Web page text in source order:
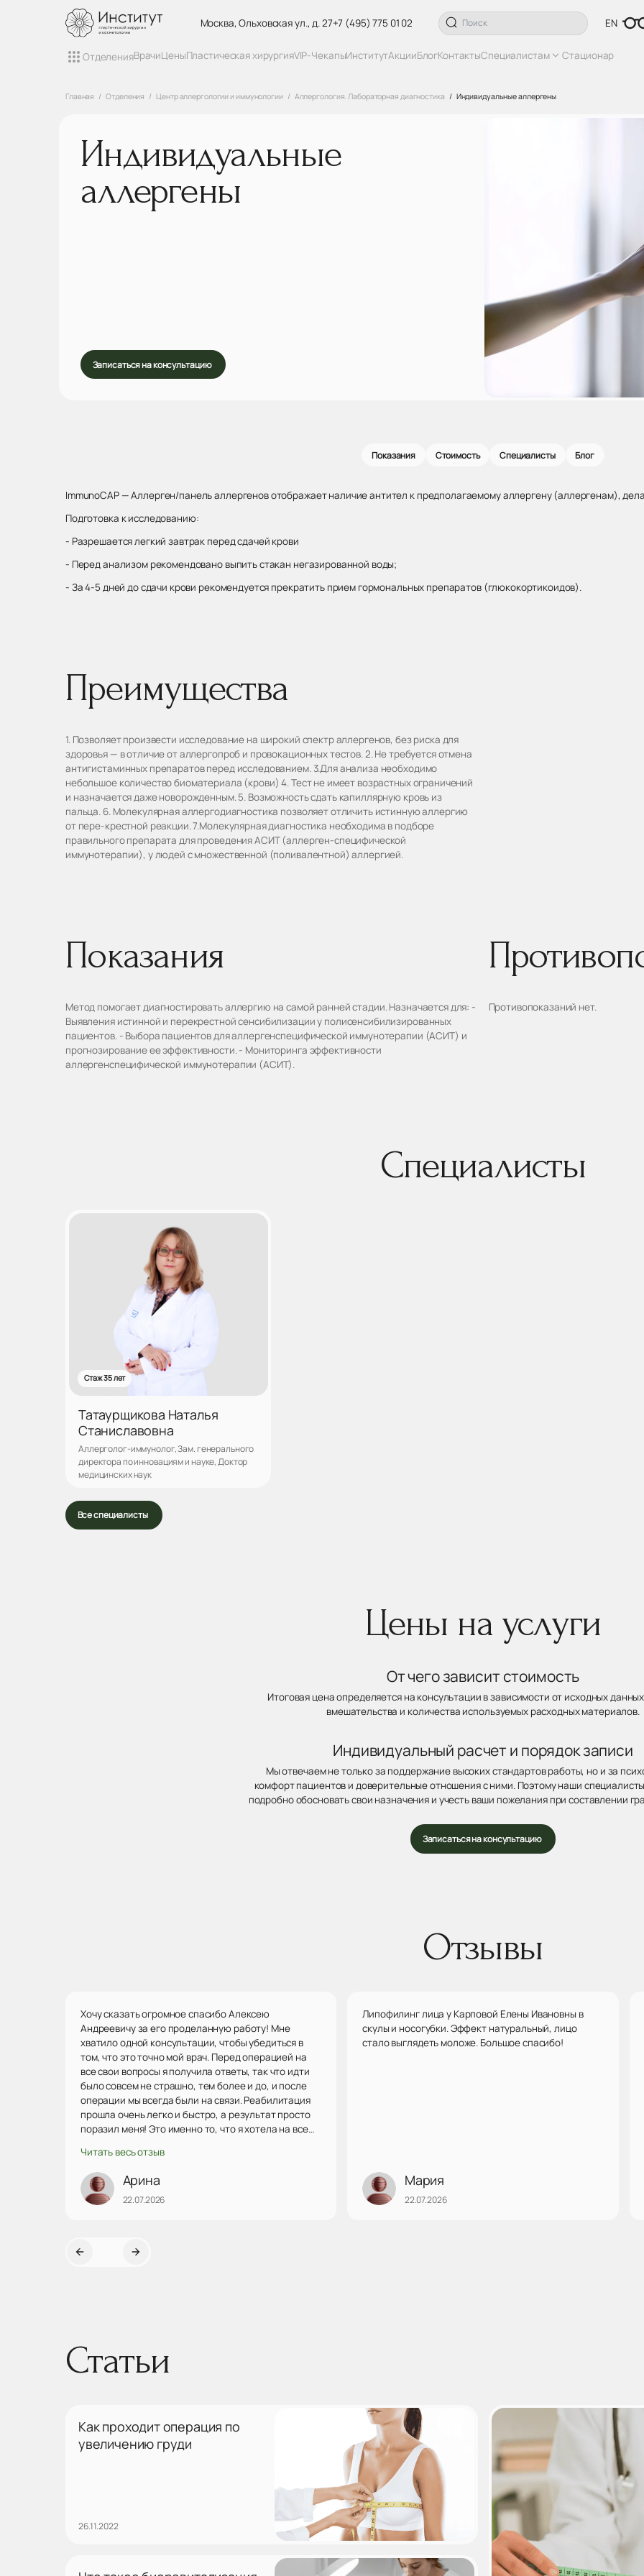
Москва, Ольховская ул., д. 27+7 (495) 775 01 02 EN
ОтделенияВрачиЦеныПластическая хирургияVIP-ЧекапыИнститутАкцииБлогКонтактыСпециалистам Стационар
Главная Отделения Центр аллергологии и иммунологии Аллергология. Лабораторная диагностика Индивидуальные аллергены
Индивидуальные
аллергены
Записаться на консультацию
Показания Стоимость Специалисты Блог
ImmunoCAP — Аллерген/панель аллергенов отображает наличие антител к предполагаемому аллергену (аллергенам),
Подготовка к исследованию:
- Разрешается легкий завтрак перед сдачей крови
- Перед анализом рекомендовано выпить стакан негазированной воды;
- За 4-5 дней до сдачи крови рекомендуется прекратить прием гормональных препаратов (глюкокортикоидов).
Преимущества
1. Позволяет произвести исследование на широкий спектр аллергенов, без риска для
здоровья — в отличие от аллергопроб и провокационных тестов. 2. Не требуется отмена
антигистаминных препаратов перед исследованием. 3.Для анализа необходимо
небольшое количество биоматериала (крови) 4. Тест не имеет возрастных ограничений
и назначается даже новорожденным. 5. Возможность сдать капиллярную кровь из
пальца. 6. Молекулярная аллергодиагностика позволяет отличить истинную аллергию
от пере-крестной реакции. 7.Молекулярная диагностика необходима в подборе
правильного препарата для проведения АСИТ (аллерген-специфической
иммунотерапии), у людей с множественной (поливалентной) аллергией.
Показания
Метод помогает диагностировать аллергию на самой ранней стадии. Назначается для: -
Выявления истинной и перекрестной сенсибилизации у полисенсибилизированных
пациентов. - Выбора пациентов для аллергенспецифической иммунотерапии (АСИТ) и
прогнозирование ее эффективности. - Мониторинга эффективности
аллергенспецифической иммунотерапии (АСИТ).
Противопоказаний нет.
Специалисты
Стаж 35 лет
Татаурщикова Наталья
Станиславовна
Аллерголог-иммунолог, Зам. генерального
директора по инновациям и науке, Доктор
медицинских наук
Все специалисты
Цены на услуги
От чего зависит стоимость
Итоговая цена определяется на консультации в зависимости от исходных
вмешательства и количества используемых расходных материалов.
Индивидуальный расчет и порядок записи
Мы отвечаем не только за поддержание высоких стандартов работы, но и за
комфорт пациентов и доверительные отношения с ними. Поэтому наши
подробно обосновать свои назначения и учесть ваши пожелания при составлении
Записаться на консультацию
Отзывы
Хочу сказать огромное спасибо Алексею
Андреевичу за его проделанную работу! Мне
хватило одной консультации, чтобы убедиться в
том, что это точно мой врач. Перед операцией на
все свои вопросы я получила ответы, так что идти
было совсем не страшно, тем более и до, и после
операции мы всегда были на связи. Реабилитация
прошла очень легко и быстро, а результат просто
поразил меня! Это именно то, что я хотела на все
Андреевича, я очень довольна результатом.
Однозначно рекомендую данного врача, побольше
бы таких внимательных! Еще раз огромное спасибо)
Читать весь отзыв
Арина
22.07.2026
Липофилинг лица у Карповой Елены Ивановны в
скулы и носогубки. Эффект натуральный, лицо
стало выглядеть моложе. Большое спасибо!
Мария
22.07.2026
Статьи
26.11.2022
Как проходит операция по
увеличению груди